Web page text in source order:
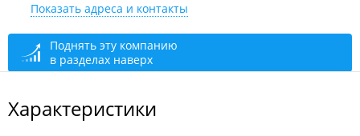
+7 (423) 224-29-32
сегодня закрыто
Показать адреса и контакты
Поднять эту компанию
в разделах наверх
Характеристики